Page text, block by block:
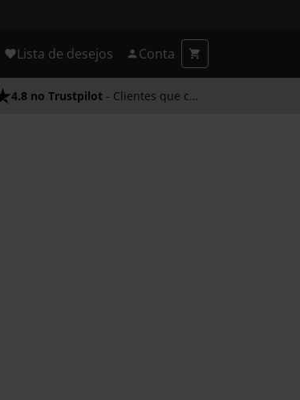
Lista de desejos Conta
4.8 no Trustpilot - Clientes que confiam em nós